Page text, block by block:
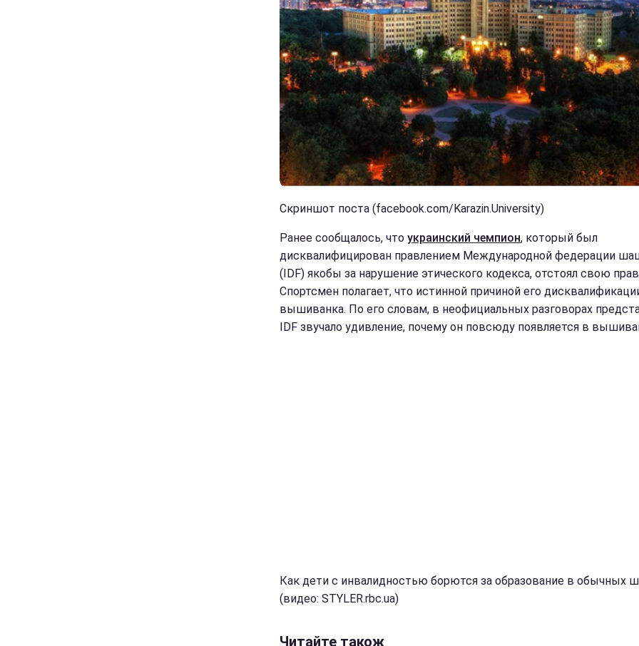
Скриншот поста (facebook.com/Karazin.University)
Ранее сообщалось, что украинский чемпион, который был
дисквалифицирован правлением Международной федерации
(IDF) якобы за нарушение этического кодекса, отстоял свою
Спортсмен полагает, что истинной причиной его
вышиванка. По его словам, в неофициальных разговорах
IDF звучало удивление, почему он повсюду появляется в
Как дети с инвалидностью борются за образование в обычных
(видео: STYLER.rbc.ua)
Читайте також